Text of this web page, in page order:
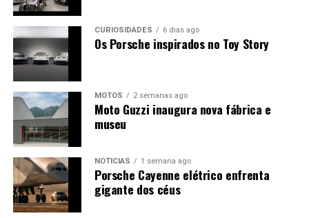
CURIOSIDADES 6 dias ago
Os Porsche inspirados no Toy Story
MOTOS 2 semanas ago
Moto Guzzi inaugura nova fábrica e
museu
NOTÍCIAS 1 semana ago
Porsche Cayenne elétrico enfrenta
gigante dos céus